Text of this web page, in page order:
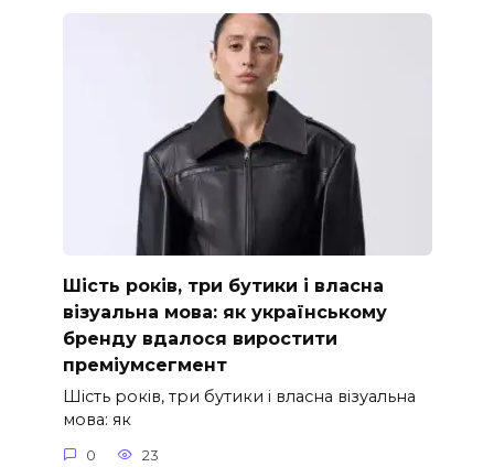
Шість років, три бутики і власна
візуальна мова: як українському
бренду вдалося виростити
преміумсегмент
Шість років, три бутики і власна візуальна
мова: як
0 23